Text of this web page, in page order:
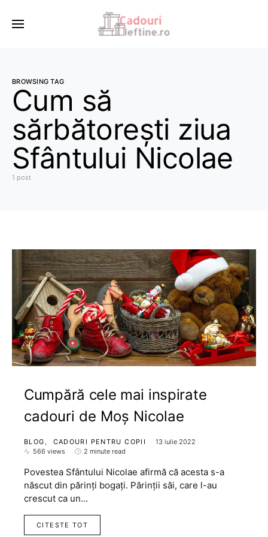
BROWSING TAG
Cum să
sărbătorești ziua
Sfântului Nicolae
1 post
Cumpără cele mai inspirate
cadouri de Moș Nicolae
BLOG CADOURI PENTRU COPII
13 iulie 2022
566 views
2 minute read
Povestea Sfântului Nicolae afirmă că acesta s-a
născut din părinți bogați. Părinții săi, care l-au
crescut ca un…
CITESTE TOT